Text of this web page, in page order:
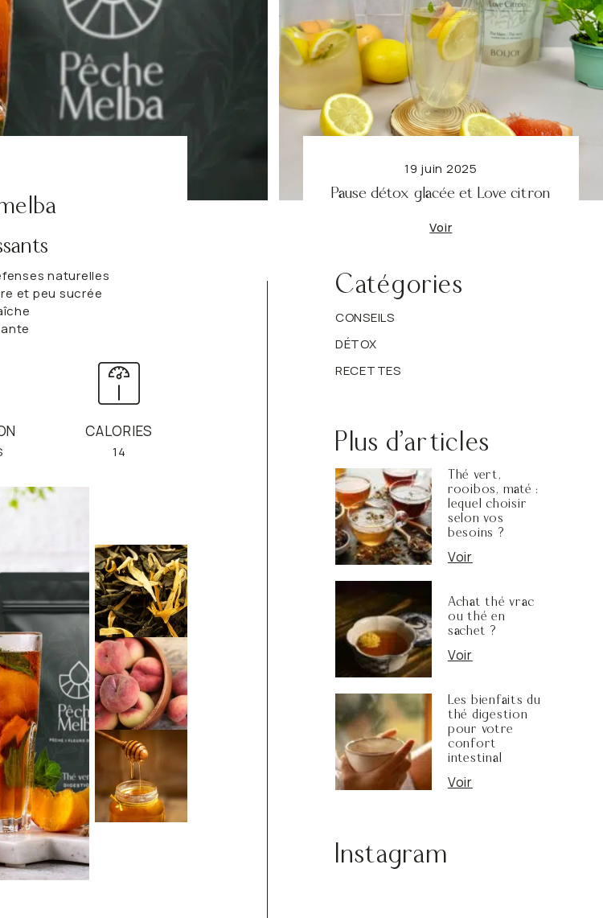
détox de saison Le format idéal au quotidien Rooibos, naturellement
Sommeil
VOIR TOUT
Cycle féminin
VOIR TOUT
Énergie
VOIR TOUT
naturelles
et peu sucrée
CALORIES
14
19 juin 2025
Pause détox glacée et Love citron
Voir
Catégories
CONSEILS
DÉTOX
RECETTES
Plus d'articles
Thé vert,
rooibos, maté :
lequel choisir
selon vos
besoins ?
Voir
Achat thé vrac
ou thé en
sachet ?
Voir
Les bienfaits du
thé digestion
pour votre
confort
intestinal
Voir
Instagram